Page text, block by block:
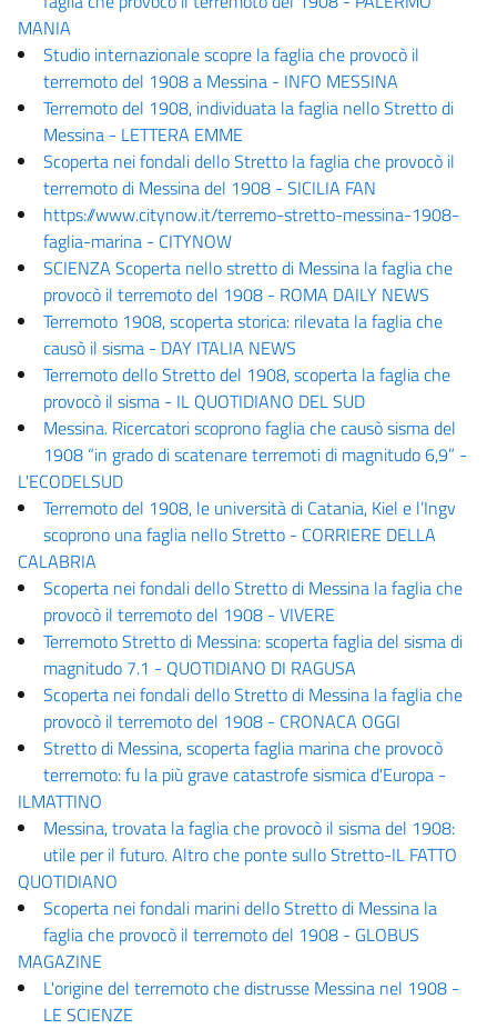
MANIA
Studio internazionale scopre la faglia che provocò il
terremoto del 1908 a Messina - INFO MESSINA
Terremoto del 1908, individuata la faglia nello Stretto di
Messina - LETTERA EMME
Scoperta nei fondali dello Stretto la faglia che provocò il
terremoto di Messina del 1908 - SICILIA FAN
https://www.citynow.it/terremo-stretto-messina-1908-
faglia-marina - CITYNOW
SCIENZA Scoperta nello stretto di Messina la faglia che
provocò il terremoto del 1908 - ROMA DAILY NEWS
Terremoto 1908, scoperta storica: rilevata la faglia che
causò il sisma - DAY ITALIA NEWS
Terremoto dello Stretto del 1908, scoperta la faglia che
provocò il sisma - IL QUOTIDIANO DEL SUD
Messina. Ricercatori scoprono faglia che causò sisma del
1908 “in grado di scatenare terremoti di magnitudo 6,9” -
L'ECODELSUD
Terremoto del 1908, le università di Catania, Kiel e l’Ingv
scoprono una faglia nello Stretto - CORRIERE DELLA
CALABRIA
Scoperta nei fondali dello Stretto di Messina la faglia che
provocò il terremoto del 1908 - VIVERE
Terremoto Stretto di Messina: scoperta faglia del sisma di
magnitudo 7.1 - QUOTIDIANO DI RAGUSA
Scoperta nei fondali dello Stretto di Messina la faglia che
provocò il terremoto del 1908 - CRONACA OGGI
Stretto di Messina, scoperta faglia marina che provocò
terremoto: fu la più grave catastrofe sismica d'Europa -
ILMATTINO
Messina, trovata la faglia che provocò il sisma del 1908:
utile per il futuro. Altro che ponte sullo Stretto-IL FATTO
QUOTIDIANO
Scoperta nei fondali marini dello Stretto di Messina la
faglia che provocò il terremoto del 1908 - GLOBUS
MAGAZINE
L'origine del terremoto che distrusse Messina nel 1908 -
LE SCIENZE